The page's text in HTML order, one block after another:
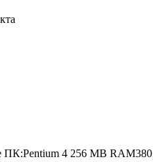
ПК:Pentium 4 256 MB RAM380